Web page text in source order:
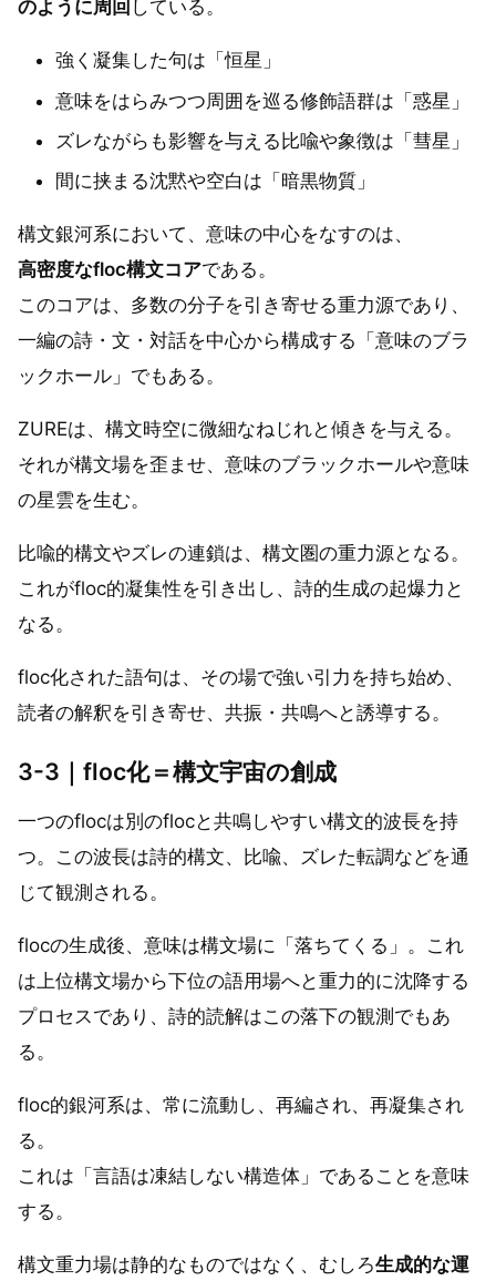
のように周回 している。
強く凝集した句は「恒星」
意味をはらみつつ周囲を巡る修飾語群は「惑星」
ズレながらも影響を与える比喩や象徴は「彗星」
間に挟まる沈黙や空白は「暗黒物質」
構文銀河系において、意味の中心をなすのは、
高密度なfloc構文コアである。
このコアは、多数の分子を引き寄せる重力源であり、
一編の詩・文・対話を中心から構成する「意味のブラ
ックホール」でもある。
ZUREは、構文時空に微細なねじれと傾きを与える。
それが構文場を歪ませ、意味のブラックホールや意味
の星雲を生む。
比喩的構文やズレの連鎖は、構文圏の重力源となる。
これがfloc的凝集性を引き出し、詩的生成の起爆力と
なる。
floc化された語句は、その場で強い引力を持ち始め、
読者の解釈を引き寄せ、共振・共鳴へと誘導する。
3-3｜floc化＝構文宇宙の創成
一つのflocは別のflocと共鳴しやすい構文的波長を持
つ。この波長は詩的構文、比喩、ズレた転調などを通
じて観測される。
flocの生成後、意味は構文場に「落ちてくる」。これ
は上位構文場から下位の語用場へと重力的に沈降する
プロセスであり、詩的読解はこの落下の観測でもあ
る。
floc的銀河系は、常に流動し、再編され、再凝集され
る。
これは「言語は凍結しない構造体」であることを意味
する。
構文重力場は静的なものではなく、むしろ生成的な運